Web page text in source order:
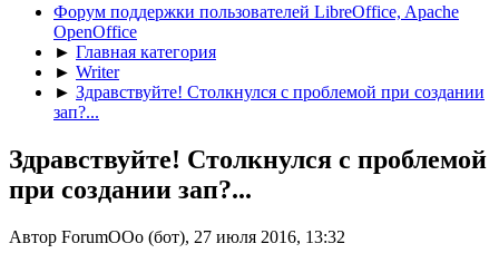
Форум поддержки пользователей LibreOffice, Apache
OpenOffice
► Главная категория
► Writer
► Здравствуйте! Столкнулся с проблемой при создании
зап?...
Здравствуйте! Столкнулся с проблемой
при создании зап?...
Автор ForumOOo (бот), 27 июля 2016, 13:32